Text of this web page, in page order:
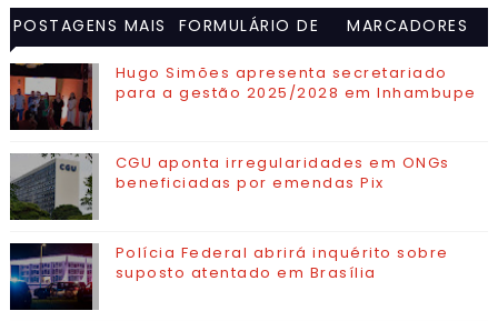
POSTAGENS MAIS
VISITADAS
FORMULÁRIO DE
MARCADORES
Hugo Simões apresenta secretariado
para a gestão 2025/2028 em Inhambupe
CGU aponta irregularidades em ONGs
beneficiadas por emendas Pix
Polícia Federal abrirá inquérito sobre
suposto atentado em Brasília